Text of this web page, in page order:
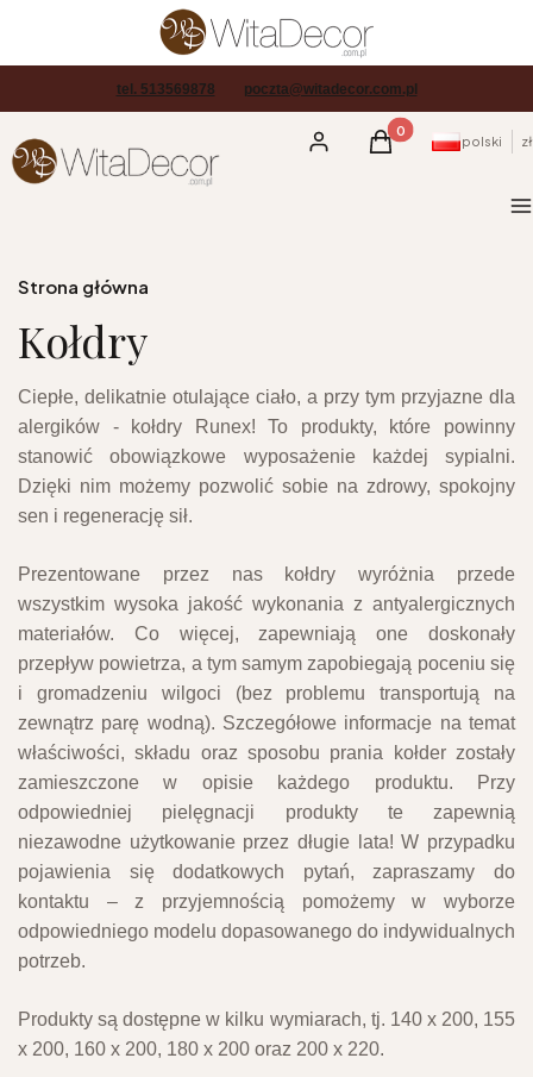
tel. 513569878 poczta@witadecor.com.pl
Zaloguj sięProdukty w
Koszyk polski zł
Strona główna
Kołdry
Ciepłe, delikatnie otulające ciało, a przy tym przyjazne dla
alergików - kołdry Runex! To produkty, które powinny
stanowić obowiązkowe wyposażenie każdej sypialni.
Dzięki nim możemy pozwolić sobie na zdrowy, spokojny
sen i regenerację sił.
Prezentowane przez nas kołdry wyróżnia przede
wszystkim wysoka jakość wykonania z antyalergicznych
materiałów. Co więcej, zapewniają one doskonały
przepływ powietrza, a tym samym zapobiegają poceniu się
i gromadzeniu wilgoci (bez problemu transportują na
zewnątrz parę wodną). Szczegółowe informacje na temat
właściwości, składu oraz sposobu prania kołder zostały
zamieszczone w opisie każdego produktu. Przy
odpowiedniej pielęgnacji produkty te zapewnią
niezawodne użytkowanie przez długie lata! W przypadku
pojawienia się dodatkowych pytań, zapraszamy do
kontaktu – z przyjemnością pomożemy w wyborze
odpowiedniego modelu dopasowanego do indywidualnych
potrzeb.
Produkty są dostępne w kilku wymiarach, tj. 140 x 200, 155
x 200, 160 x 200, 180 x 200 oraz 200 x 220.